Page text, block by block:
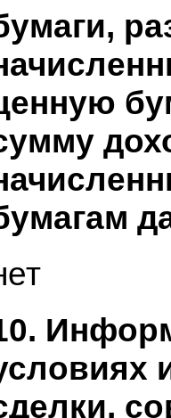
ценным
периоде
бумаги,